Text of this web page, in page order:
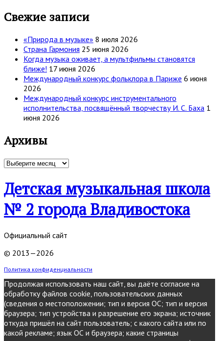
Свежие записи
«Природа в музыке» 8 июля 2026
Страна Гармония 25 июня 2026
Когда музыка оживает, а мультфильмы становятся
ближе! 17 июня 2026
Международный конкурс фольклора в Париже 6 июня
2026
Международный конкурс инструментального
исполнительства, посвящённый творчеству И. С. Баха 1
июня 2026
Архивы
Архивы
Детская музыкальная школа
№ 2 города Владивостока
Официальный сайт
© 2013—2026
Политика конфиденциальности
Продолжая использовать наш сайт, вы даёте согласие на
обработку файлов cookie, пользовательских данных
(сведения о местоположении; тип и версия ОС; тип и версия
браузера; тип устройства и разрешение его экрана; источник
откуда пришёл на сайт пользователь; с какого сайта или по
какой рекламе; язык ОС и браузера; какие страницы